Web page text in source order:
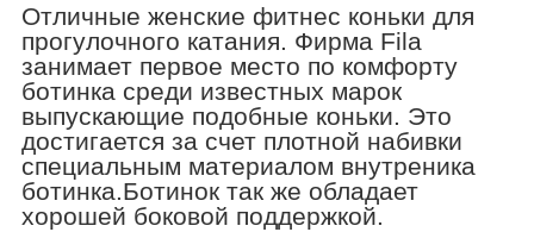
Отличные женские фитнес коньки для
прогулочного катания. Фирма Fila
занимает первое место по комфорту
ботинка среди известных марок
выпускающие подобные коньки. Это
достигается за счет плотной набивки
специальным материалом внутреника
ботинка.Ботинок так же обладает
хорошей боковой поддержкой.